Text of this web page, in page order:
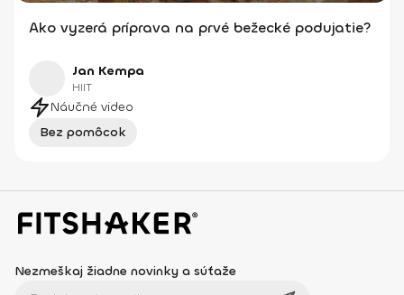
Ako vyzerá príprava na prvé bežecké podujatie?
Jan Kempa
HIIT
Náučné video
Bez pomôcok
Nezmeškaj žiadne novinky a súťaže